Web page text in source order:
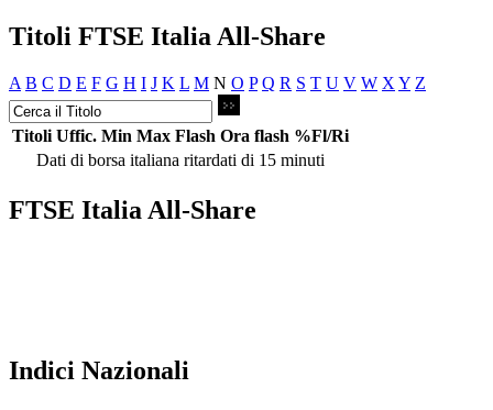
Titoli FTSE Italia All-Share
A B C D E F G H I J K L M N O P Q R S T U V W X Y Z
Titoli Uffic. Min Max Flash Ora flash %Fl/Ri
Dati di borsa italiana ritardati di 15 minuti
FTSE Italia All-Share
Indici Nazionali